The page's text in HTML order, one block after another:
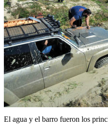
El agua y el barro fueron los